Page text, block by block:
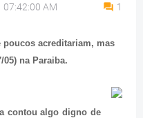
AM 1
poucos acreditariam, mas
05) na Paraiba.
contou algo digno de